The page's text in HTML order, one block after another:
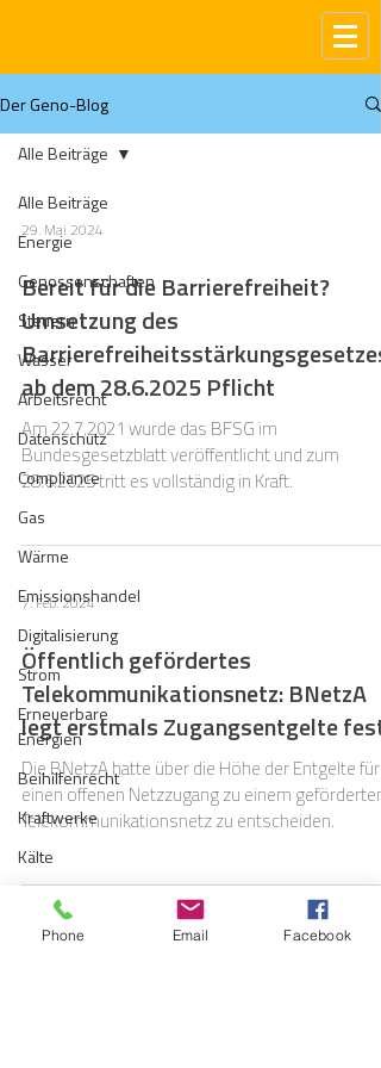
Der Geno-Blog
Alle Beiträge
Energie
Genossenschaften
Steuern
Wasser
Arbeitsrecht
Datenschutz
Compliance
Gas
Wärme
Emissionshandel
Digitalisierung
Strom
Erneuerbare
Energien
Beihilfenrecht
Kraftwerke
Kälte
Verkehr
Entsorgung/Abfall
Alle Beiträge
29. Mai 2024
Bereit für die Barrierefreiheit?
Umsetzung des
Barrierefreiheitsstärkungsgesetzes
ab dem 28.6.2025 Pflicht
Am 22.7.2021 wurde das BFSG im
Bundesgesetzblatt veröffentlicht und zum
28.6.2025 tritt es vollständig in Kraft.
7. Feb. 2024
Öffentlich gefördertes
Telekommunikationsnetz: BNetzA
legt erstmals Zugangsentgelte fest
Die BNetzA hatte über die Höhe der Entgelte für
einen offenen Netzzugang zu einem geförderten
Telekommunikationsnetz zu entscheiden.
2. Nov. 2022
Phone Email Facebook